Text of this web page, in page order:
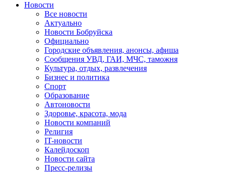
Новости
Все новости
Актуально
Новости Бобруйска
Официально
Городские объявления, анонсы, афиша
Сообщения УВД, ГАИ, МЧС, таможня
Культура, отдых, развлечения
Бизнес и политика
Спорт
Образование
Автоновости
Здоровье, красота, мода
Новости компаний
Религия
IT-новости
Калейдоскоп
Новости сайта
Пресс-релизы